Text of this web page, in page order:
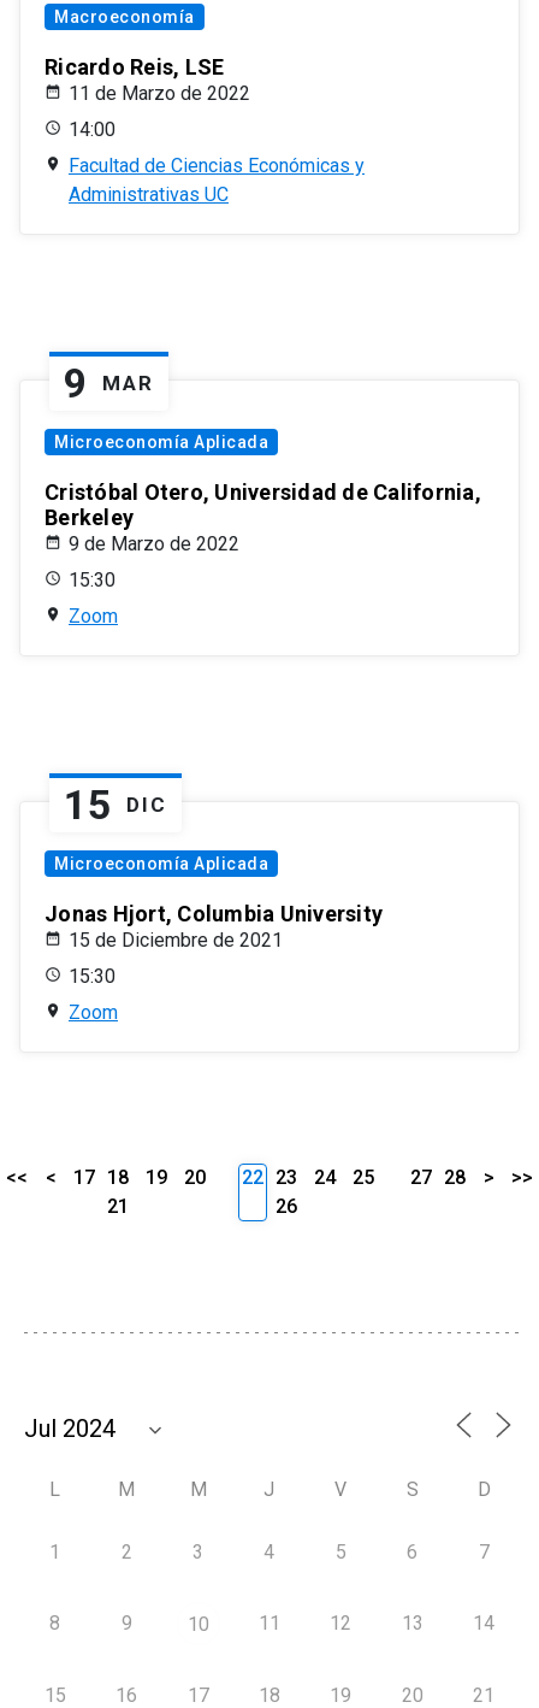
Macroeconomía
Ricardo Reis, LSE
11 de Marzo de 2022
14:00
Facultad de Ciencias Económicas y
Administrativas UC
9 MAR
Microeconomía Aplicada
Cristóbal Otero, Universidad de California,
Berkeley
9 de Marzo de 2022
15:30
Zoom
15 DIC
Microeconomía Aplicada
Jonas Hjort, Columbia University
15 de Diciembre de 2021
15:30
Zoom
<< < 17 18 19
20
21
22 23 24
25
26
27 28 > >>
L M M J V S D
1 2 3 4 5 6 7
8 9 10 11 12 13 14
15 16 17 18 19 20 21